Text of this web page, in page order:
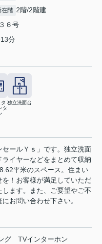
在階 2階/2階建
６号
13分
タ
独立洗面台
ールＹｓ」です。独立洗面
イヤーなどをまとめて収納
平米のスペース。住まい
！お客様が満足していただ
ます。また、ご要望やご不
お問い合わせ下さい。
グ TVインターホン